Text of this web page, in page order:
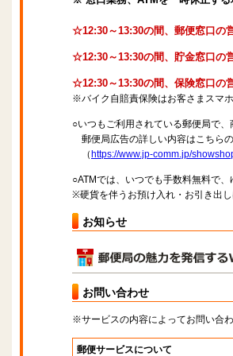
☆12:30～13:30の間、郵便窓口の
☆12:30～13:30の間、貯金窓口の
☆12:30～13:30の間、保険窓口の
※バイク自賠責保険はお客さまスマ
○いつもご利用されている郵便局で
郵便局広告の詳しい内容はこちら
（ https://www.jp-comm.jp/
○ATMでは、いつでも手数料無料で
※硬貨を伴うお預け入れ・お引き出
お知らせ
お問い合わせ
※サービスの内容によってお問い合
郵便サービスについて